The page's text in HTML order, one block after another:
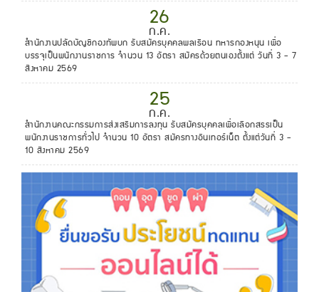
26
ก.ค.
สำนักงานปลัดบัญชีกองทัพบก รับสมัครบุคคลพลเรือน ทหารกองหนุน เพื่อ
บรรจุเป็นพนักงานราชการ จำนวน 13 อัตรา สมัครด้วยตนเองตั้งแต่ วันที่ 3 - 7
สิงหาคม 2569
25
ก.ค.
สำนักงานคณะกรรมการส่งเสริมการลงทุน รับสมัครบุคคลเพื่อเลือกสรรเป็น
พนักงานราชการทั่วไป จำนวน 10 อัตรา สมัครทางอินเทอร์เน็ต ตั้งแต่วันที่ 3 -
10 สิงหาคม 2569